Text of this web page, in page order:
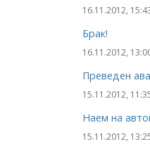
16.11.2012,
Брак!
16.11.2012,
Преведен
15.11.2012,
Наем на
15.11.2012,